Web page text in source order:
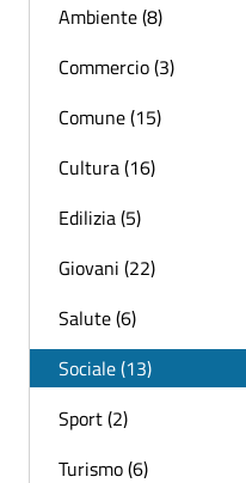
Ambiente (8)
Commercio (3)
Comune (15)
Cultura (16)
Edilizia (5)
Giovani (22)
Salute (6)
Sociale (13)
Sport (2)
Turismo (6)